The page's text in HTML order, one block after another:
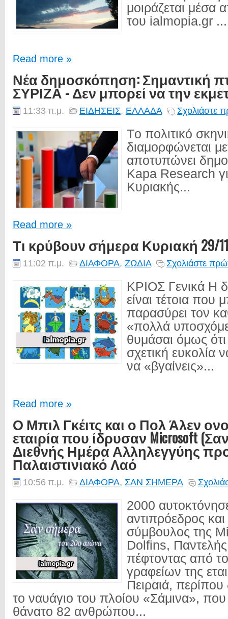
μοιράζεται μέσα
του ialmopia.gr ...
Read more »
Νέα δημοσκόπηση: Σημαντική
ΣΥΡΙΖΑ - Δεν μπορεί να την
11:33 π.μ. ΕΙΔΗΣΕΙΣ, ΕΛΛΑΔΑ Σχολιάστε
Tο πολιτικό
διαμορφώνεται
αποτυπώνει
Kapa Research
Κυριακής...
Read more »
Τι κρύβουν σήμερα Κυριακή 29/
11:02 π.μ. ΔΙΑΦΟΡΑ, ΖΩΔΙΑ Σχολιάστε
ΚΡΙΟΣ Γενικά Η
είναι τέτοια που
παρασύρει τον
«πολλά
θυμάσαι όμως ότι
σχετική ευκολία
να «βγαίνεις»...
Read more »
Ο Μπιλ Γκέιτς και ο Πολ Άλεν
εταιρία που ίδρυσαν Microsoft
Διεθνής Ημέρα Αλληλεγγύης
Παλαιστινιακό Λαό
10:56 π.μ. ΔΙΑΦΟΡΑ, ΣΑΝ ΣΗΜΕΡΑ
2000
αντιπρόεδρος
σύμβουλος της
Dolfins,
πέφτοντας από
γραφείων της
Πειραιά,
το ναυάγιο του πλοίου «Σάμινα»,
θάνατο 82 ανθρώπου...